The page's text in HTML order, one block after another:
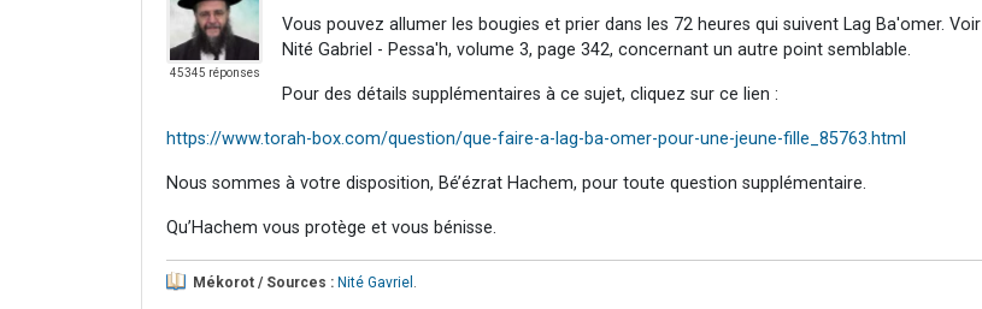
45345 réponses
Vous pouvez allumer les bougies et prier dans les 72 heures qui suivent Lag Ba'omer. Voir
Nité Gabriel - Pessa'h, volume 3, page 342, concernant un autre point semblable.
Pour des détails supplémentaires à ce sujet, cliquez sur ce lien :
https://www.torah-box.com/question/que-faire-a-lag-ba-omer-pour-une-jeune-fille_85763.html
Nous sommes à votre disposition, Bé’ézrat Hachem, pour toute question supplémentaire.
Qu’Hachem vous protège et vous bénisse.
Mékorot / Sources : Nité Gavriel